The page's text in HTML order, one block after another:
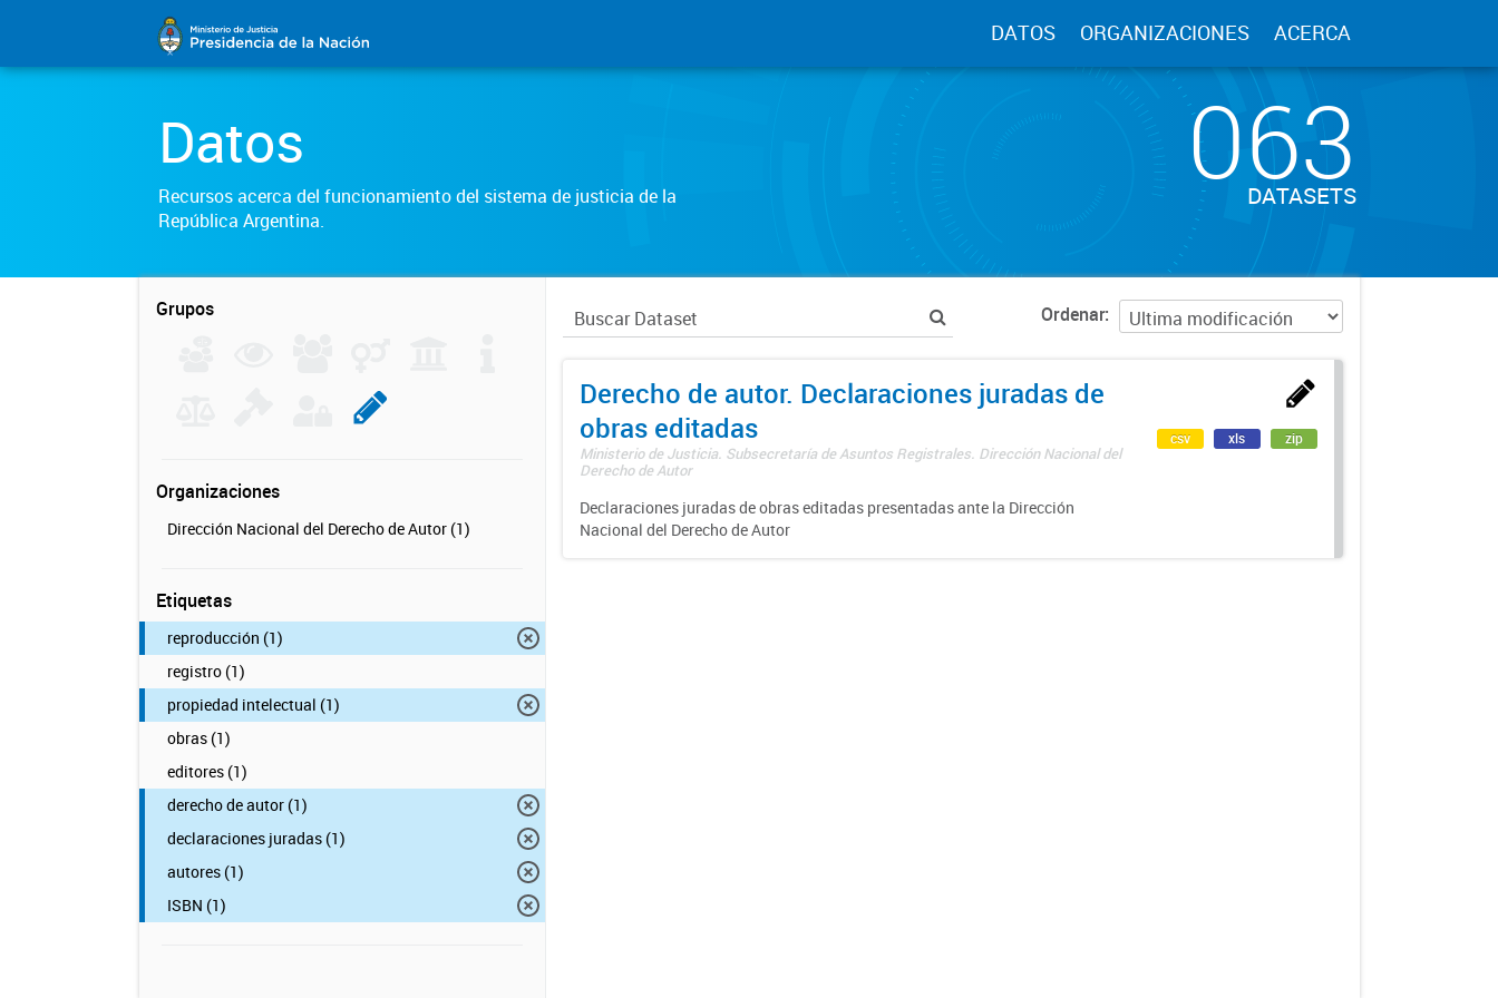
DATOS ORGANIZACIONES ACERCA
Datos
Recursos acerca del funcionamiento del sistema de justicia de la
República Argentina.
063
DATASETS
Grupos
Organizaciones
Dirección Nacional del Derecho de Autor (1)
Etiquetas
reproducción (1)
registro (1)
propiedad intelectual (1)
obras (1)
editores (1)
derecho de autor (1)
declaraciones juradas (1)
autores (1)
ISBN (1)
Ordenar
Derecho de autor. Declaraciones juradas de
obras editadas
Ministerio de Justicia. Subsecretaría de Asuntos Registrales. Dirección Nacional del
Derecho de Autor
Declaraciones juradas de obras editadas presentadas ante la Dirección
Nacional del Derecho de Autor
csv xls zip